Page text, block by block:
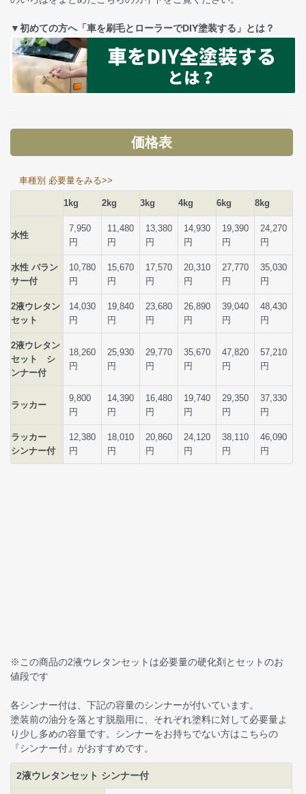
▼初めての方へ「車を刷毛とローラーでDIY塗装する」とは？
価格表
車種別 必要量をみる>>
※この商品の2液ウレタンセットは必要量の硬化剤とセットのお
値段です
各シンナー付は、下記の容量のシンナーが付いています。
塗装前の油分を落とす脱脂用に、それぞれ塗料に対して必要量よ
り少し多めの容量です。シンナーをお持ちでない方はこちらの
『シンナー付』がおすすめです。
2液ウレタンセット シンナー付